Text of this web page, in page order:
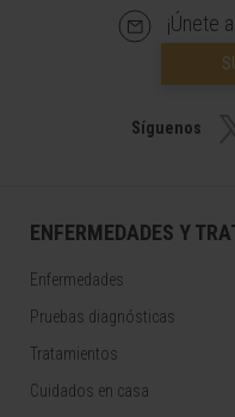
¡Únete
Síguenos
ENFERMEDADES Y
Enfermedades
Pruebas diagnósticas
Tratamientos
Cuidados en casa